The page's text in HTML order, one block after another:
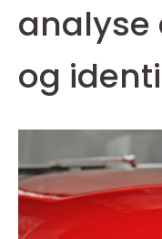
analyse
og